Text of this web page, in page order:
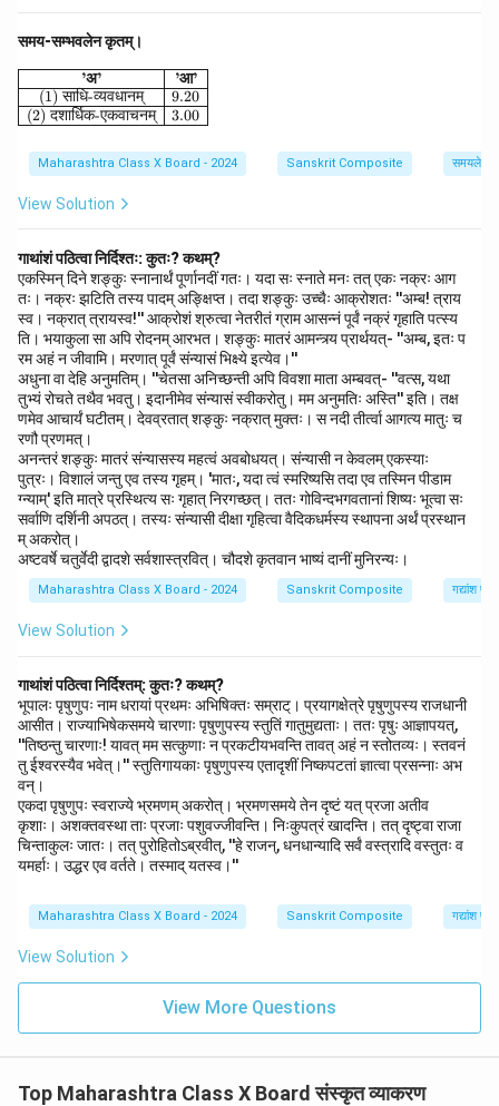
समय-सम्भवलेन कृतम्।
\begin{array}{|c|c|} \hline \textbf{'अ'} & \textbf{'आ'} \\
’अ’
(1) साधि-व्यवधानम्
(2) दशार्धिक-एकवाचनम्
’आ’
9.20
3.00
Maharashtra Class X Board - 2024 Sanskrit Composite
View Solution
गाथांशं पठित्वा निर्दिश्तः: कुतः? कथम्?
एकस्मिन् दिने शङ्कुः स्नानार्थं पूर्णानदीं गतः। यदा सः स्नाते मनः तत् एकः नक्रः आग
तः। नक्रः झटिति तस्य पादम् अङ्क्षिप्त। तदा शङ्कुः उच्चैः आक्रोशतः ''अम्ब! त्राय
स्व। नक्रात् त्रायस्व!'' आक्रोशं श्रुत्वा नेतरीतं ग्राम आसन्नं पूर्वं नक्रं गृहाति पत्स्य
ति। भयाकुला सा अपि रोदनम् आरभत। शङ्कुः मातरं आमन्त्र्य प्रार्थयत्- ''अम्ब, इतः प
रम अहं न जीवामि। मरणात् पूर्वं संन्यासं भिक्ष्ये इत्येव।''
अधुना वा देहि अनुमतिम्। ''चेतसा अनिच्छन्ती अपि विवशा माता अम्बवत्- ''वत्स, यथा
तुभ्यं रोचते तथैव भवतु। इदानीमेव संन्यासं स्वीकरोतु। मम अनुमतिः अस्ति'' इति। तक्ष
णमेव आचार्यं घटीतम्। देवव्रतात् शङ्कुः नक्रात् मुक्तः। स नदी तीर्त्वा आगत्य मातुः च
रणौ प्रणमत्।
अनन्तरं शङ्कुः मातरं संन्यासस्य महत्वं अवबोधयत्। संन्यासी न केवलम् एकस्याः
पुत्रः। विशालं जन्तु एव तस्य गृहम्। 'मातः, यदा त्वं स्मरिष्यसि तदा एव तस्मिन पीडाम
ग्न्याम्' इति मात्रे प्रस्थित्य सः गृहात् निरगच्छत्। ततः गोविन्दभगवतानां शिष्यः भूत्वा सः
सर्वाणि दर्शिनी अपठत्। तस्यः संन्यासी दीक्षा गृहित्वा वैदिकधर्मस्य स्थापना अर्थं प्रस्थान
म् अकरोत्।
अष्टवर्षे चतुर्वेदी द्वादशे सर्वशास्त्रवित्। चौदशे कृतवान भाष्यं दानीं मुनिरन्यः।
Maharashtra Class X Board - 2024 Sanskrit Composite गद्यांश पर
View Solution
गाथांशं पठित्वा निर्दिश्तम्: कुतः? कथम्?
भूपालः पृषुणुपः नाम धरायां प्रथमः अभिषिक्तः सम्राट्। प्रयागक्षेत्रे पृषुणुपस्य राजधानी
आसीत। राज्याभिषेकसमये चारणाः पृषुणुपस्य स्तुतिं गातुमुद्यताः। ततः पृषुः आज्ञापयत्,
''तिष्ठन्तु चारणाः! यावत् मम सत्कुणाः न प्रकटीयभवन्ति तावत् अहं न स्तोतव्यः। स्तवनं
तु ईश्वरस्यैव भवेत्।'' स्तुतिगायकाः पृषुणुपस्य एतादृशीं निष्कपटतां ज्ञात्वा प्रसन्नाः अभ
वन्।
एकदा पृषुणुपः स्वराज्ये भ्रमणम् अकरोत्। भ्रमणसमये तेन दृष्टं यत् प्रजा अतीव
कृशाः। अशक्तवस्था ताः प्रजाः पशुवज्जीवन्ति। निःकुपत्रं खादन्ति। तत् दृष्ट्वा राजा
चिन्ताकुलः जातः। तत् पुरोहितोऽब्रवीत्, ''हे राजन्, धनधान्यादि सर्वं वस्त्रादि वस्तुतः व
यमर्हाः। उद्धर एव वर्तते। तस्माद् यतस्व।''
Maharashtra Class X Board - 2024 Sanskrit Composite गद्यांश पर
View Solution
View More Questions
Top Maharashtra Class X Board संस्कृत व्याकरण